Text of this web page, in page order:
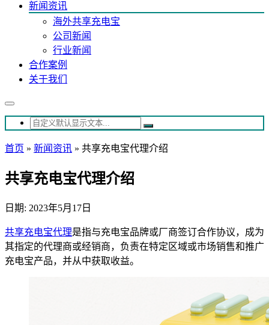
新闻资讯
海外共享充电宝
公司新闻
行业新闻
合作案例
关于我们
首页 » 新闻资讯 » 共享充电宝代理介绍
共享充电宝代理介绍
日期: 2023年5月17日
共享充电宝代理是指与充电宝品牌或厂商签订合作协议，成为
其指定的代理商或经销商，负责在特定区域或市场销售和推广
充电宝产品，并从中获取收益。